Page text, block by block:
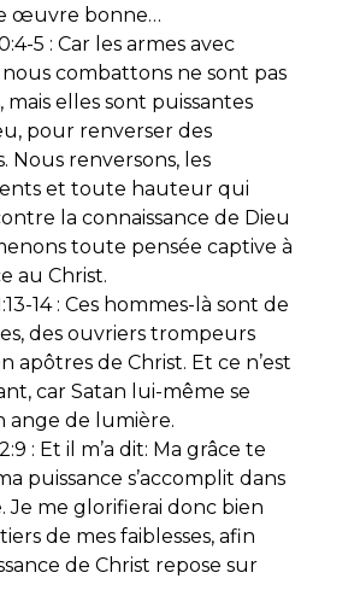
œuvre bonne…
5 : Car les armes avec
nous combattons ne sont pas
mais elles sont puissantes
pour renverser des
Nous renversons, les
et toute hauteur qui
la connaissance de Dieu
toute pensée captive à
au Christ.
14 : Ces hommes-là sont de
des ouvriers trompeurs
apôtres de Christ. Et ce n’est
car Satan lui-même se
ange de lumière.
: Et il m’a dit: Ma grâce te
puissance s’accomplit dans
Je me glorifierai donc bien
de mes faiblesses, afin
de Christ repose sur